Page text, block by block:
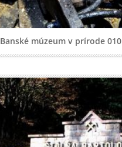
Banské múzeum v prírode 010